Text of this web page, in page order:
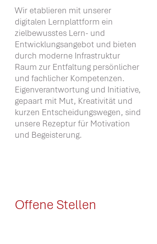
Wir etablieren mit unserer
digitalen Lernplattform ein
zielbewusstes Lern- und
Entwicklungsangebot und bieten
durch moderne Infrastruktur
Raum zur Entfaltung persönlicher
und fachlicher Kompetenzen.
Eigenverantwortung und Initiative,
gepaart mit Mut, Kreativität und
kurzen Entscheidungswegen, sind
unsere Rezeptur für Motivation
und Begeisterung.
Offene Stellen